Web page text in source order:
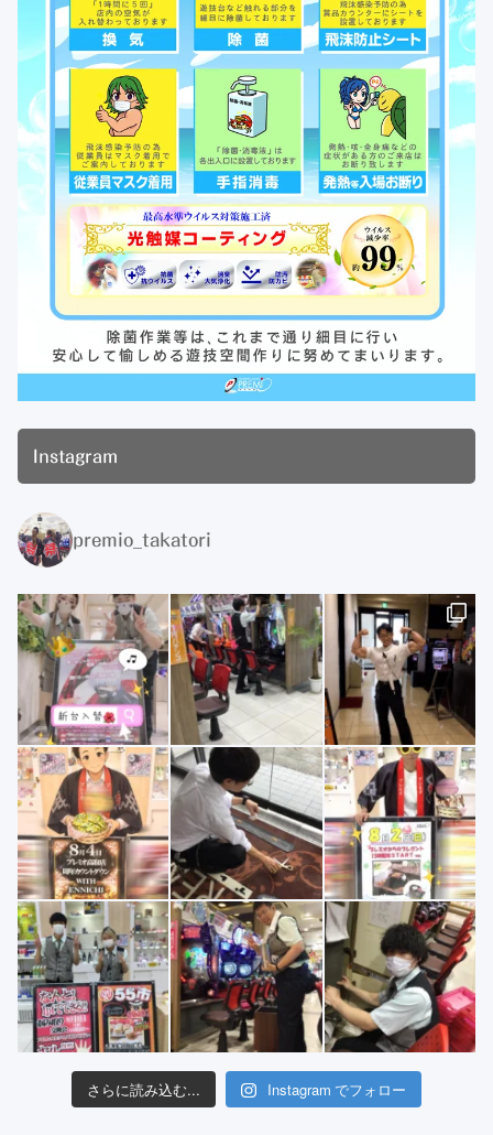
Instagram
premio_takatori
さらに読み込む... Instagram でフォロー